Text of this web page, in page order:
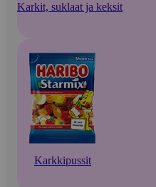
Karkit, suklaat ja keksit
Karkkipussit